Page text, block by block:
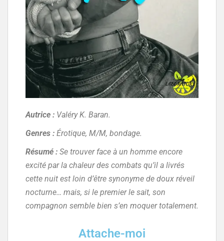
Autrice : Valéry K. Baran.
Genres : Érotique, M/M, bondage.
Résumé : Se trouver face à un homme encore
excité par la chaleur des combats qu’il a livrés
cette nuit est loin d’être synonyme de doux réveil
nocturne… mais, si le premier le sait, son
compagnon semble bien s’en moquer totalement.
Attache-moi